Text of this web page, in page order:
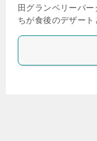
田グランベリーパ
ちが食後のデザー